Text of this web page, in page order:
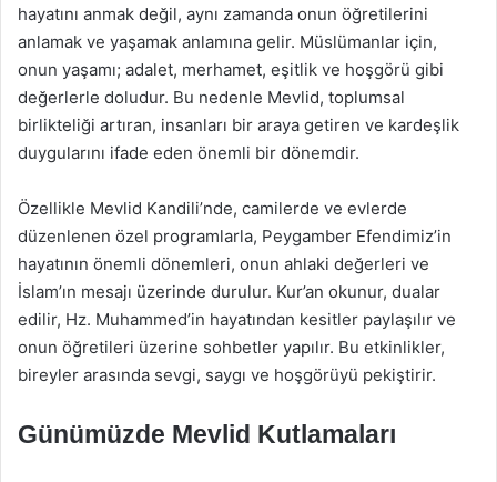
hayatını anmak değil, aynı zamanda onun öğretilerini
anlamak ve yaşamak anlamına gelir. Müslümanlar için,
onun yaşamı; adalet, merhamet, eşitlik ve hoşgörü gibi
değerlerle doludur. Bu nedenle Mevlid, toplumsal
birlikteliği artıran, insanları bir araya getiren ve kardeşlik
duygularını ifade eden önemli bir dönemdir.
Özellikle Mevlid Kandili’nde, camilerde ve evlerde
düzenlenen özel programlarla, Peygamber Efendimiz’in
hayatının önemli dönemleri, onun ahlaki değerleri ve
İslam’ın mesajı üzerinde durulur. Kur’an okunur, dualar
edilir, Hz. Muhammed’in hayatından kesitler paylaşılır ve
onun öğretileri üzerine sohbetler yapılır. Bu etkinlikler,
bireyler arasında sevgi, saygı ve hoşgörüyü pekiştirir.
Günümüzde Mevlid Kutlamaları